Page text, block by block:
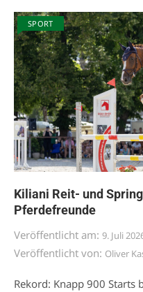
SPORT
Kiliani Reit- und
Pferdefreunde
Veröffentlicht am: 9. Juli
Veröffentlicht von: Oliver
Rekord: Knapp 900 Starts